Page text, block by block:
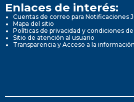
Enlaces de interés:
Cuentas de correo para Notificaciones
Mapa del sitio
Políticas de privacidad y condiciones
Sitio de atención al usuario
Transparencia y Acceso a la información